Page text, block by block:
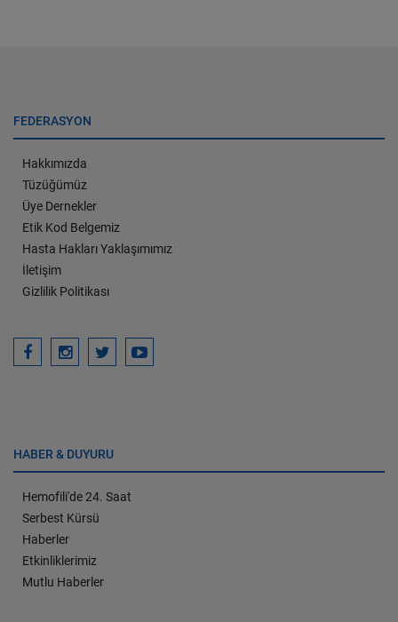
FEDERASYON
Hakkımızda
Tüzüğümüz
Üye Dernekler
Etik Kod Belgemiz
Hasta Hakları Yaklaşımımız
İletişim
Gizlilik Politikası
HABER & DUYURU
Hemofili'de 24. Saat
Serbest Kürsü
Haberler
Etkinliklerimiz
Mutlu Haberler